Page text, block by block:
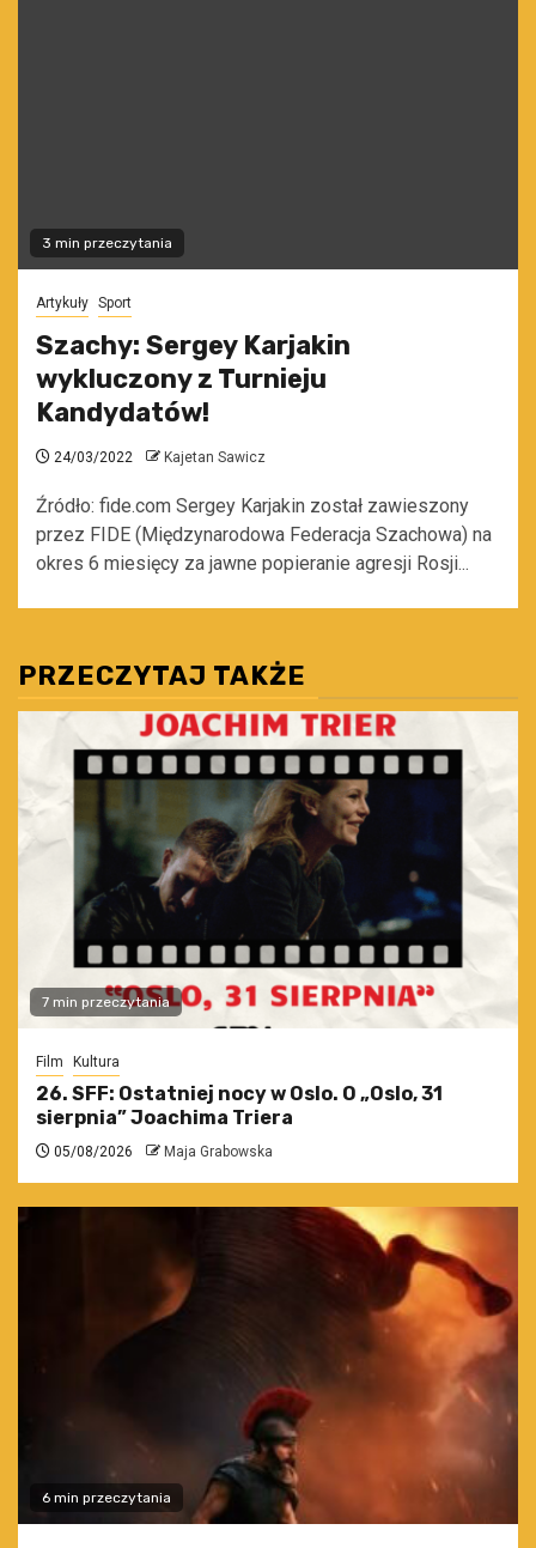
3 min przeczytania
Artykuły Sport
Szachy: Sergey Karjakin
wykluczony z Turnieju
Kandydatów!
24/03/2022 Kajetan Sawicz
Źródło: fide.com Sergey Karjakin został zawieszony
przez FIDE (Międzynarodowa Federacja Szachowa) na
okres 6 miesięcy za jawne popieranie agresji Rosji...
PRZECZYTAJ TAKŻE
7 min przeczytania
Film Kultura
26. SFF: Ostatniej nocy w Oslo. O „Oslo, 31
sierpnia” Joachima Triera
05/08/2026 Maja Grabowska
6 min przeczytania